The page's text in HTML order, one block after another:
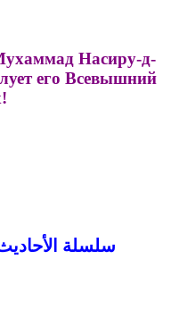
Насиру-д-
его Всевышний
سلسلة